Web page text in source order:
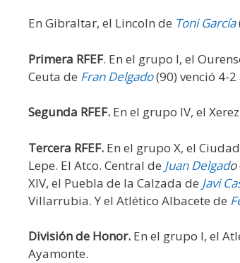
En Gibraltar, el Lincoln de Toni García
Primera RFEF. En el grupo I, el
Ceuta de Fran Delgado(90) venció 4-
Segunda RFEF. En el grupo IV, el
Tercera RFEF. En el grupo X, el
Lepe. El Atco. Central de Juan Delgado
XIV, el Puebla de la Calzada de Javi
Villarrubia. Y el Atlético Albacete de
División de Honor. En el grupo I, el
Ayamonte.